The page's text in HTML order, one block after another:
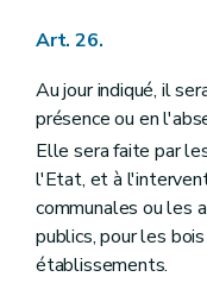
Art. 26.
Au jour indiqué, il
présence ou en
Elle sera faite par
l'Etat, et à
communales ou les
publics, pour les
établissements.